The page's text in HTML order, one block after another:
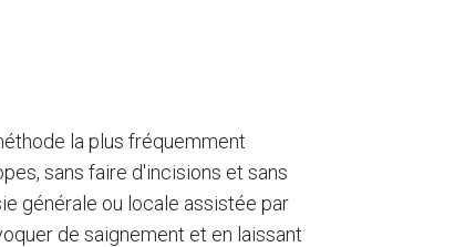
la plus fréquemment
sans faire d'incisions et sans
générale ou locale assistée par
de saignement et en laissant